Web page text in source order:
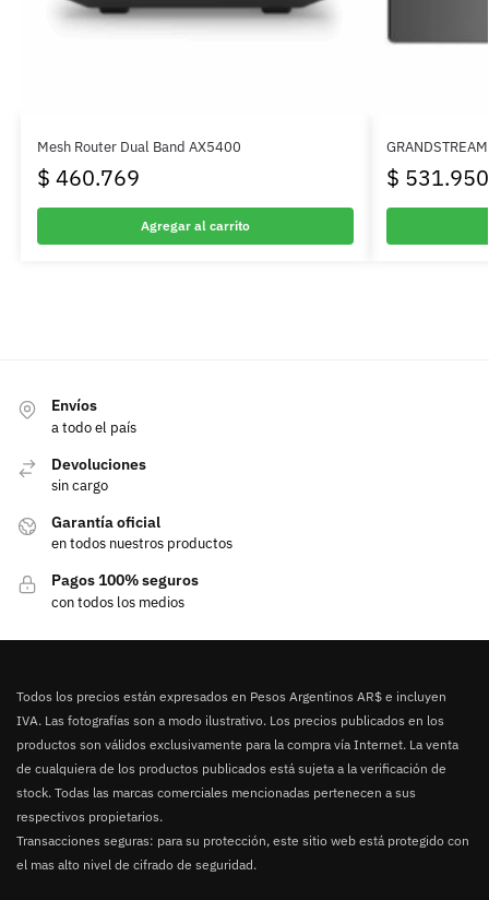
Mesh Router Dual Band AX5400
$ 460.769
Agregar al carrito
$ 531.950
Envíos
a todo el país
Devoluciones
sin cargo
Garantía oficial
en todos nuestros productos
Pagos 100% seguros
con todos los medios
Todos los precios están expresados en Pesos Argentinos AR$ e incluyen
IVA. Las fotografías son a modo ilustrativo. Los precios publicados en los
productos son válidos exclusivamente para la compra vía Internet. La venta
de cualquiera de los productos publicados está sujeta a la verificación de
stock. Todas las marcas comerciales mencionadas pertenecen a sus
respectivos propietarios.
Transacciones seguras: para su protección, este sitio web está protegido con
el mas alto nivel de cifrado de seguridad.